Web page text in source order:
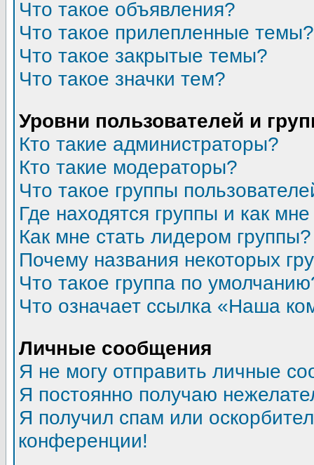
Что такое объявления?
Что такое прилепленные темы?
Что такое закрытые темы?
Что такое значки тем?
Уровни пользователей и
Кто такие администраторы?
Кто такие модераторы?
Что такое группы
Где находятся группы и как
Как мне стать лидером группы?
Почему названия некоторых
Что такое группа по
Что означает ссылка «Наша
Личные сообщения
Я не могу отправить личные
Я постоянно получаю
Я получил спам или
конференции!